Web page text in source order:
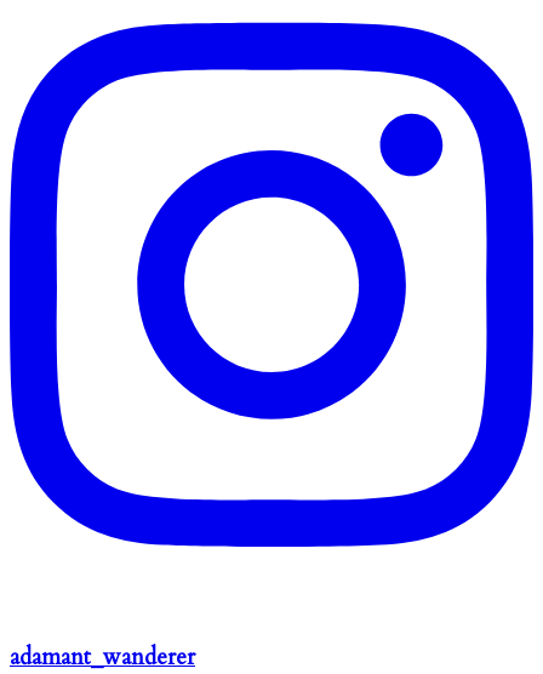
adamant_wanderer